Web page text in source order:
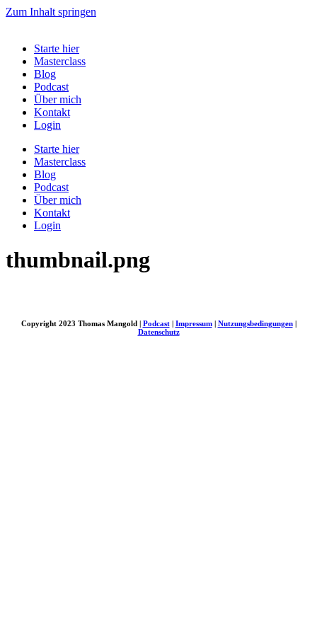
Zum Inhalt springen
Starte hier
Masterclass
Blog
Podcast
Über mich
Kontakt
Login
Starte hier
Masterclass
Blog
Podcast
Über mich
Kontakt
Login
thumbnail.png
Copyright 2023 Thomas Mangold | Podcast| Impressum| Nutzungsbedingungen|
Datenschutz